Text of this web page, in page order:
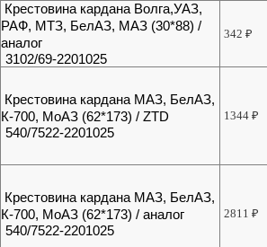
Крестовина кардана Волга,УАЗ,
РАФ, МТЗ, БелАЗ, МАЗ (30*88) /
аналог
3102/69-2201025
342₽
Крестовина кардана МАЗ, БелАЗ,
К-700, МоАЗ (62*173) / ZTD
540/7522-2201025
1344₽
Крестовина кардана МАЗ, БелАЗ,
К-700, МоАЗ (62*173) / аналог
540/7522-2201025
2811₽